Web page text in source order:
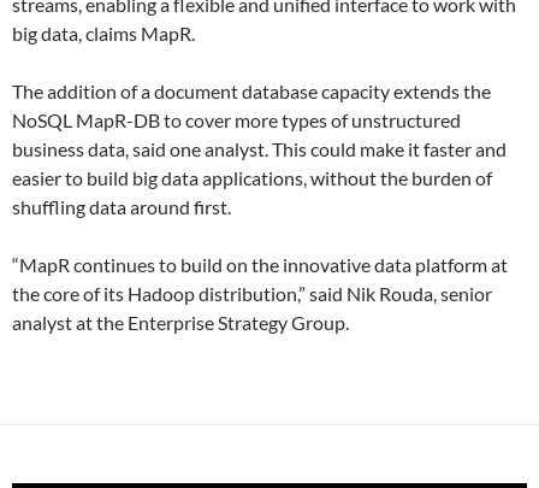
big data, claims MapR.
The addition of a document database capacity extends the
NoSQL MapR-DB to cover more types of unstructured
business data, said one analyst. This could make it faster and
easier to build big data applications, without the burden of
shuffling data around first.
“MapR continues to build on the innovative data platform at
the core of its Hadoop distribution,” said Nik Rouda, senior
analyst at the Enterprise Strategy Group.